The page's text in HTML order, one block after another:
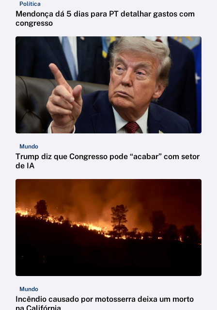
Política
Mendonça dá 5 dias para PT detalhar gastos com
congresso
Mundo
Trump diz que Congresso pode “acabar” com setor
de IA
Mundo
Incêndio causado por motosserra deixa um morto